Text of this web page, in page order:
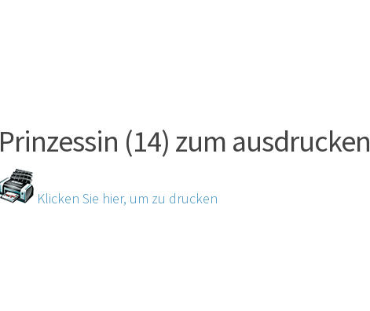
Prinzessin (14) zum ausdrucken
Klicken Sie hier, um zu drucken